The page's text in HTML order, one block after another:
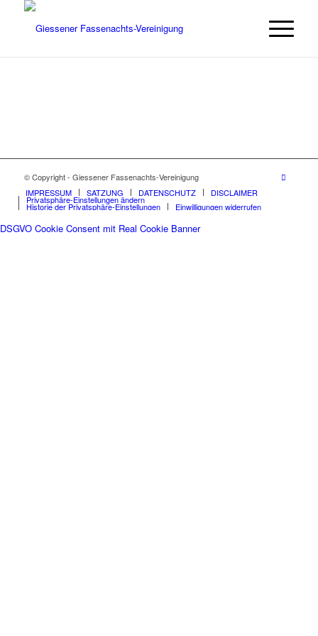
© Copyright - Giessener Fassenachts-Vereinigung
IMPRESSUM
SATZUNG DATENSCHUTZ DISCLAIMER
Privatsphäre-Einstellungen ändern
Historie der Privatsphäre-Einstellungen Einwilligungen widerrufen
DSGVO Cookie Consent mit Real Cookie Banner